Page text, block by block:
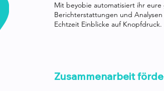
Mit beyobie automatisiert ihr eure
Berichterstattungen und
Echtzeit Einblicke auf Knopfdruck.
Zusammenarbeit